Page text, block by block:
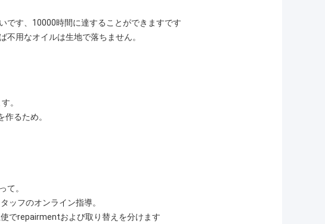
です、10000時間に達することができますです
用なオイルは生地で落ちません。
。
ため。
て。
ッフのオンライン指導。
でrepairmentおよび取り替えを分けます